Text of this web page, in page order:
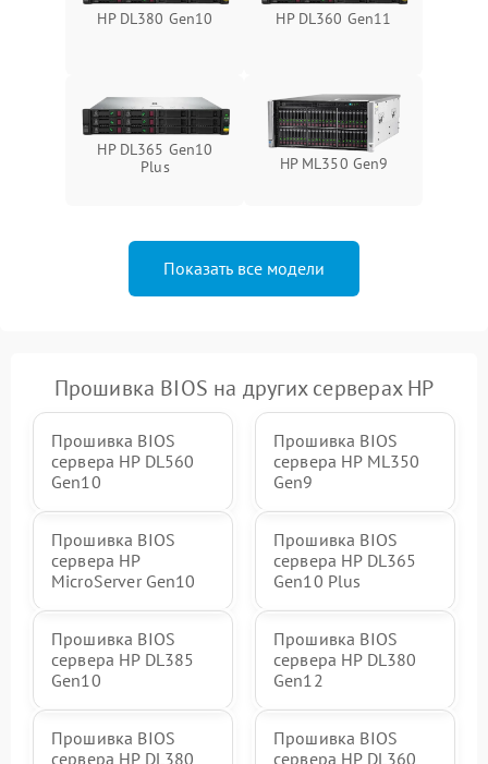
HP DL380 Gen10 HP DL360 Gen11
HP DL365 Gen10
Plus
HP ML350 Gen9
Показать все модели
Прошивка BIOS на других серверах HP
Прошивка BIOS
сервера HP DL560
Gen10
Прошивка BIOS
сервера HP ML350
Gen9
Прошивка BIOS
сервера HP
MicroServer Gen10
Прошивка BIOS
сервера HP DL365
Gen10 Plus
Прошивка BIOS
сервера HP DL385
Gen10
Прошивка BIOS
сервера HP DL380
Gen12
Прошивка BIOS
сервера HP DL380
Прошивка BIOS
сервера HP DL360